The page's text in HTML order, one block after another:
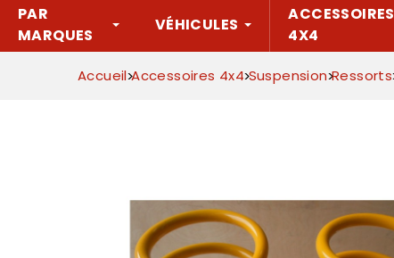
PAR
MARQUES
VÉHICULES
ACCESSOIRES
4X4
Accueil Accessoires 4x4 Suspension Ressorts